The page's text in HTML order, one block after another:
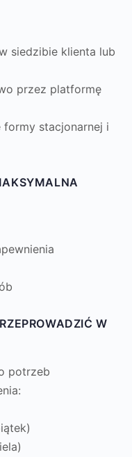
siedzibie klienta lub
przez platformę
formy stacjonarnej i
W
potrzeb